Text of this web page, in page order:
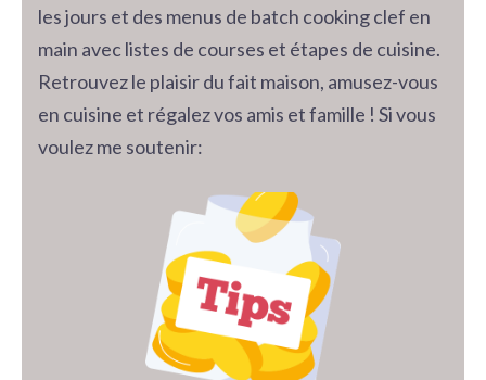
les jours et des menus de batch cooking clef en
main avec listes de courses et étapes de cuisine.
Retrouvez le plaisir du fait maison, amusez-vous
en cuisine et régalez vos amis et famille ! Si vous
voulez me soutenir: